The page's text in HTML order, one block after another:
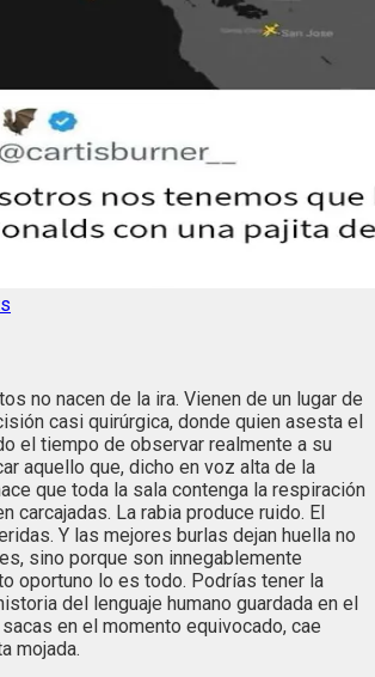
no nacen de la ira. Vienen de un lugar de
casi quirúrgica, donde quien asesta el
el tiempo de observar realmente a su
aquello que, dicho en voz alta de la
que toda la sala contenga la respiración
carcajadas. La rabia produce ruido. El
Y las mejores burlas dejan huella no
sino porque son innegablemente
oportuno lo es todo. Podrías tener la
del lenguaje humano guardada en el
en el momento equivocado, cae
mojada.